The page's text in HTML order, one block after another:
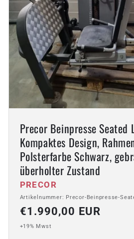
Precor Beinpresse Seated
Kompaktes Design,
Polsterfarbe Schwarz,
überholter Zustand
Anbieter:
PRECOR
Artikelnummer: Precor-Beinpresse-
Normaler
Preis
€1.990,00 EUR
+19% Mwst